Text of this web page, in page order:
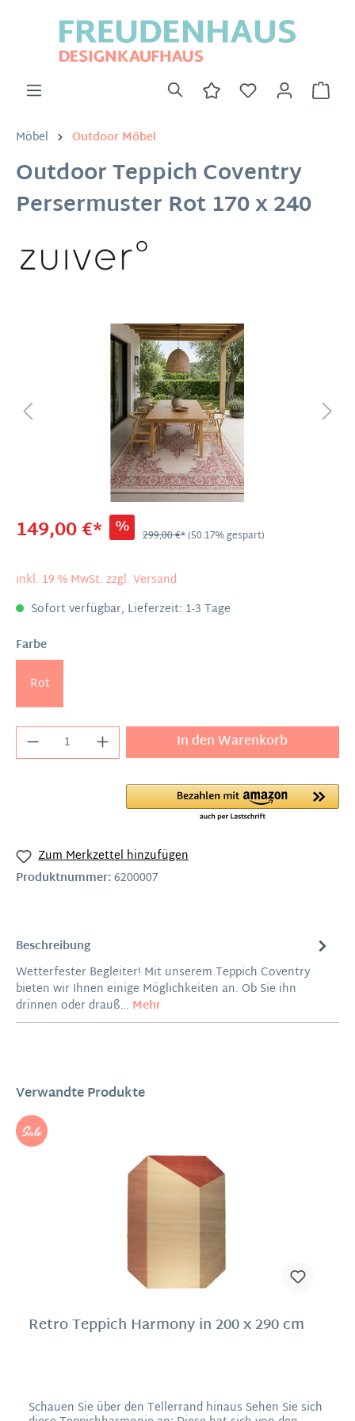
Möbel Outdoor Möbel
Outdoor Teppich Coventry
Persermuster Rot 170 x 240
149,00 €* % 299,00 €*(50.17% gespart)
inkl. 19 % MwSt. zzgl. Versand
Sofort verfügbar, Lieferzeit: 1-3 Tage
Farbe
Rot
In den Warenkorb
Zum Merkzettel hinzufügen
Produktnummer:6200007
Beschreibung
Wetterfester Begleiter! Mit unserem Teppich Coventry
bieten wir Ihnen einige Möglichkeiten an. Ob Sie ihn
drinnen oder drauß… Mehr
Verwandte Produkte
%
Retro Teppich Harmony in 200 x 290 cm
Schauen Sie über den Tellerrand hinaus Sehen Sie sich